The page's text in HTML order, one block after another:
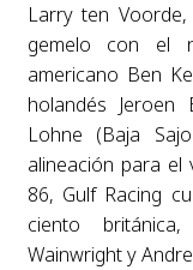
Larry ten
gemelo con el
americano Ben
holandés Jeroen
Lohne (Baja
alineación para el
86, Gulf Racing
ciento
Wainwright y